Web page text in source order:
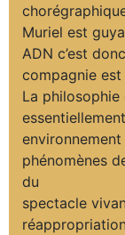
Muriel est
ADN c’est
compagnie
La
environnement
phénomènes
du
spectacle